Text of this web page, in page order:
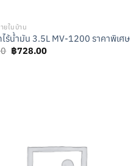
ยในบ้าน
ร้น้ำมัน 3.5L MV-1200 ราคาพิเศษ
Original
price
฿728.00Current